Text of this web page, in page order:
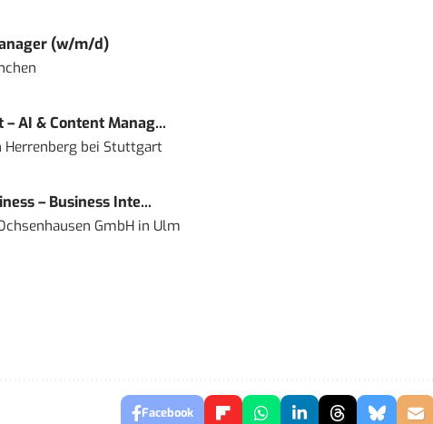
(w/m/d)
AI & Content Manag...
Herrenberg bei Stuttgart
– Business Inte...
GmbHin Ulm
Facebook